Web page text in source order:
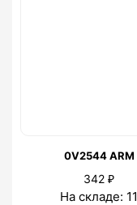
0V2544 ARM
342 ₽
На складе: 11